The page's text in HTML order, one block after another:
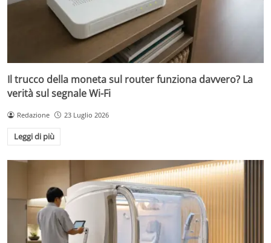
Il trucco della moneta sul router funziona davvero? La
verità sul segnale Wi-Fi
Redazione 23 Luglio 2026
Leggi di più